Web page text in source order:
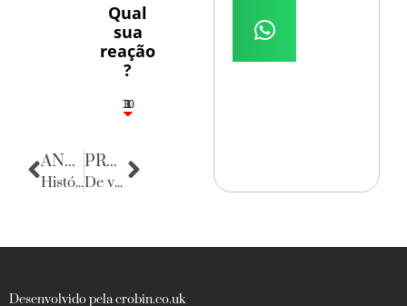
Qual
sua
reação
?
3
1
1
3
10
ANTERIOR
Histórias da Propaganda em Pernambuco
PRÓXIMA
De volta para o passado
Desenvolvido pela crobin.co.uk